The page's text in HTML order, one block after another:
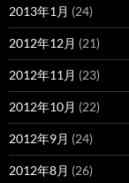
2013年1月 (24)
2012年12月 (21)
2012年11月 (23)
2012年10月 (22)
2012年9月 (24)
2012年8月 (26)